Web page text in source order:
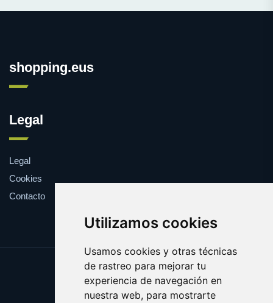
Utilizamos cookies
Usamos cookies y otras técnicas
de rastreo para mejorar tu
experiencia de navegación en
nuestra web, para mostrarte
shopping.eus
Legal
Legal
Cookies
Contacto
Update cookies preferences
Copyright © 2025 shopping.eus